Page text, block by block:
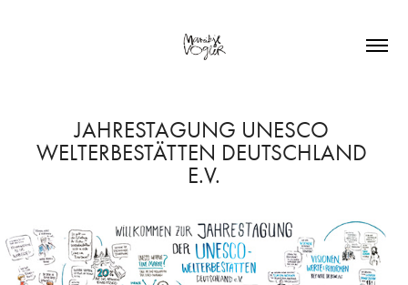
JAHRESTAGUNG UNESCO
WELTERBESTÄTTEN DEUTSCHLAND
E.V.